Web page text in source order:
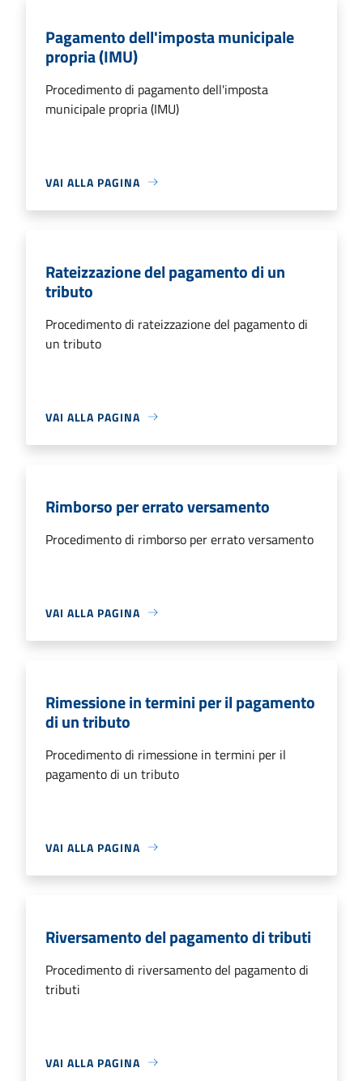
Pagamento dell'imposta municipale
propria (IMU)
Procedimento di pagamento dell'imposta
municipale propria (IMU)
VAI ALLA PAGINA
Rateizzazione del pagamento di un
tributo
Procedimento di rateizzazione del pagamento di
un tributo
VAI ALLA PAGINA
Rimborso per errato versamento
Procedimento di rimborso per errato versamento
VAI ALLA PAGINA
Rimessione in termini per il pagamento
di un tributo
Procedimento di rimessione in termini per il
pagamento di un tributo
VAI ALLA PAGINA
Riversamento del pagamento di tributi
Procedimento di riversamento del pagamento di
tributi
VAI ALLA PAGINA